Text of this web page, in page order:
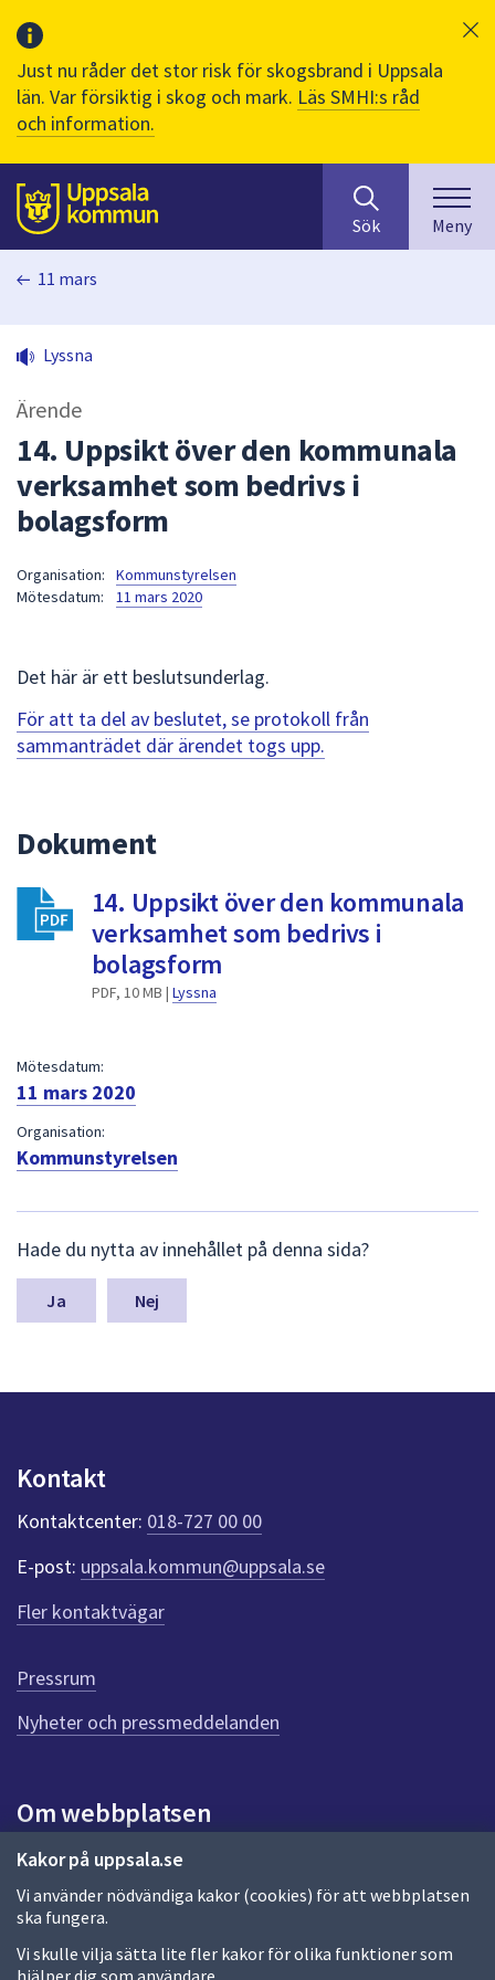
Just nu råder det stor risk för skogsbrand i Uppsala
län. Var försiktig i skog och mark. Läs SMHI:s råd
och information.
Till sidans
huvudinnehåll
efter
innehåll
på
sökfältet
kommer
sökförslag
att
navigera
mellan
att
välja
något
Sök Meny
Kakor på uppsala.se
Vi använder nödvändiga kakor (cookies) för att webbplatsen
ska fungera.
Vi skulle vilja sätta lite fler kakor för olika funktioner som
hjälper dig som användare.
11 mars
Lyssna
Ärende
14. Uppsikt över den kommunala
verksamhet som bedrivs i
bolagsform
Organisation:
Kommunstyrelsen
Mötesdatum:
11 mars 2020
Det här är ett beslutsunderlag.
För att ta del av beslutet, se protokoll från
sammanträdet där ärendet togs upp.
Dokument
14. Uppsikt över den kommunala
verksamhet som bedrivs i
bolagsform
PDF, 10 MB | Lyssna
Mötesdatum:
11 mars 2020
Organisation:
Kommunstyrelsen
ä
m
a
n
k
t
e
r
f
ö
r
e
n
n
a
d
a
Hade du nytta av innehållet på denna sida?
Nej
Kontakt
Kontaktcenter: 018-727 00 00
E-post: uppsala.kommun@uppsala.se
Fler kontaktvägar
Pressrum
Nyheter och pressmeddelanden
Om webbplatsen
Om webbplatsen
Allmänna handlingar och diarium
Behandling av personuppgifter